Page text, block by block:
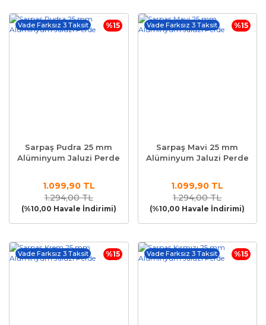
%15
Vade Farksız 3 Taksit
Sarpaş Pudra 25 mm
Alüminyum Jaluzi Perde
1.099,90 TL
1.294,00 TL
(%10,00 Havale İndirimi)
%15
Vade Farksız 3 Taksit
Sarpaş Mavi 25 mm
Alüminyum Jaluzi Perde
1.099,90 TL
1.294,00 TL
(%10,00 Havale İndirimi)
%15
Vade Farksız 3 Taksit %15
Vade Farksız 3 Taksit